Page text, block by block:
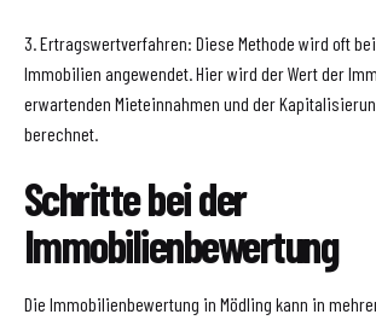
3. Ertragswertverfahren: Diese Methode wird oft
Immobilien angewendet. Hier wird der Wert der
erwartenden Mieteinnahmen und der
berechnet.
Schritte bei der
Immobilienbewertung
Die Immobilienbewertung in Mödling kann in